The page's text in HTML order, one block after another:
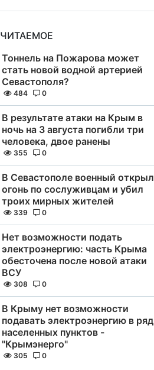
ЧИТАЕМОЕ
Тоннель на Пожарова может
стать новой водной артерией
Севастополя?
484 0
В результате атаки на Крым в
ночь на 3 августа погибли три
человека, двое ранены
355 0
В Севастополе военный открыл
огонь по сослуживцам и убил
троих мирных жителей
339 0
Нет возможности подать
электроэнергию: часть Крыма
обесточена после новой атаки
ВСУ
308 0
В Крыму нет возможности
подавать электроэнергию в ряд
населенных пунктов -
"Крымэнерго"
305 0